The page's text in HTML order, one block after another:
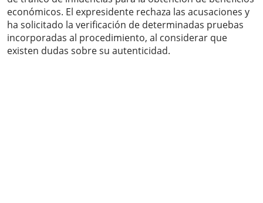
económicos. El expresidente rechaza las acusaciones y
ha solicitado la verificación de determinadas pruebas
incorporadas al procedimiento, al considerar que
existen dudas sobre su autenticidad.